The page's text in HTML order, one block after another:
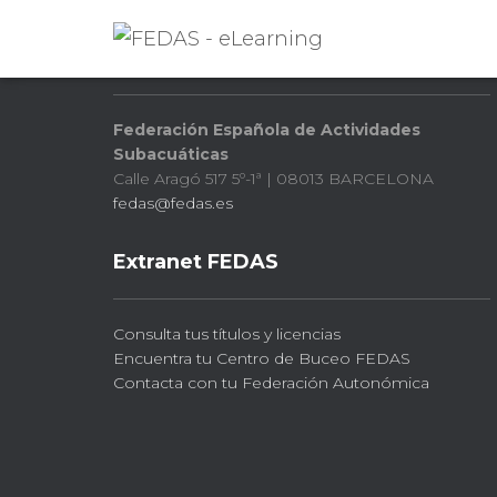
Federación Española de Actividades
Subacuáticas
Calle Aragó 517 5º-1ª | 08013 BARCELONA
fedas@fedas.es
Extranet FEDAS
Consulta tus títulos y licencias
Encuentra tu Centro de Buceo FEDAS
Contacta con tu Federación Autonómica